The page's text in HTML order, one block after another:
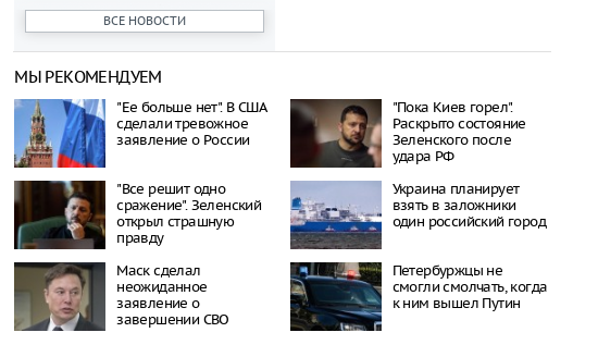
Северные олени гибнут на
Шпицбергене по неизвестной
22:42
Тысячи грузовиков застряли на
границе Украины и Польши
22:38
Младенец родился спустя полтора
часа после трагической гибели
матери, упавшей с 10-го этажа
Онищенко: в период простуд может
быть введено обязательное
ношение масок
Звезда реалити-шоу поужинала с
кошкой из одной миски, вызвав
отвращение у зрителей
ВСЕ НОВОСТИ
МЫ РЕКОМЕНДУЕМ
"Ее больше нет". В США
сделали тревожное
заявление о России
"Пока Киев горел".
Раскрыто состояние
Зеленского после
удара РФ
"Все решит одно
сражение". Зеленский
открыл страшную
правду
Украина планирует
взять в заложники
один российский город
Маск сделал
неожиданное
заявление о
завершении СВО
Петербуржцы не
смогли смолчать, когда
к ним вышел Путин